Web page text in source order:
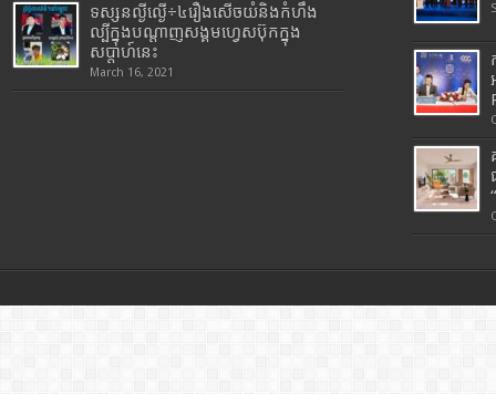
ទស្សនល្ងីល្ងើ÷៤រឿងសើចយំនិងកំហឹង
ល្បីក្នុងបណ្តាញសង្គមហ្វេសប៊ុកក្នុង
សប្តាហ៍នេះ
March 16, 2021